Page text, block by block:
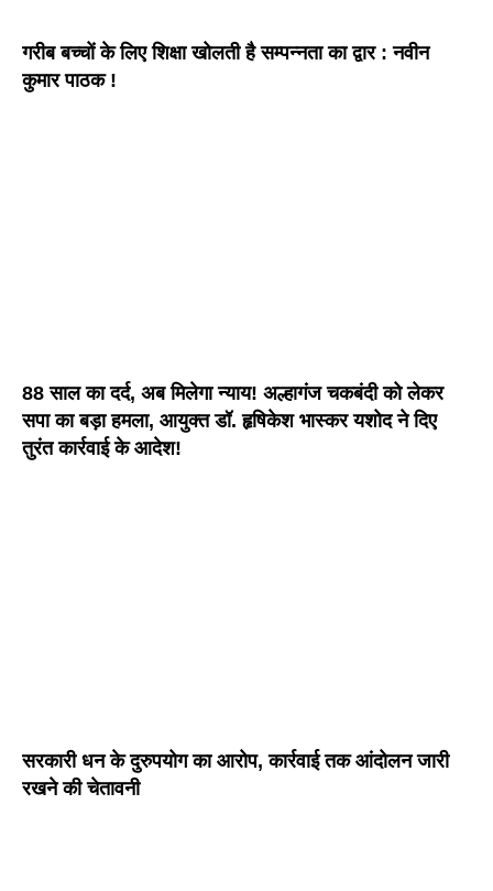
गरीब बच्चों के लिए शिक्षा खोलती है सम्पन्नता का द्वार : नवीन
कुमार पाठक !
88 साल का दर्द, अब मिलेगा न्याय! अल्हागंज चकबंदी को लेकर
सपा का बड़ा हमला, आयुक्त डॉ. हृषिकेश भास्कर यशोद ने दिए
तुरंत कार्रवाई के आदेश!
सरकारी धन के दुरुपयोग का आरोप, कार्रवाई तक आंदोलन जारी
रखने की चेतावनी